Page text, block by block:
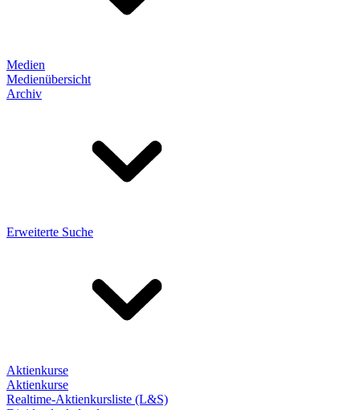
Medien
Medienübersicht
Archiv
Erweiterte Suche
Aktienkurse
Aktienkurse
Realtime-Aktienkursliste (L&S)